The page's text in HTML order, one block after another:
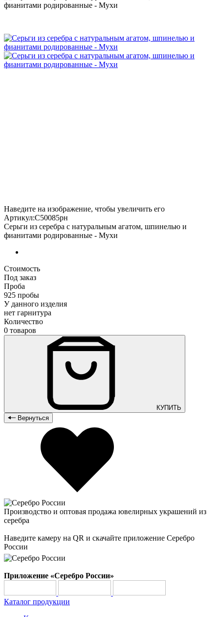
Наведите на изображение, чтобы увеличить его
Артикул:С50085рн
Серьги из серебра с натуральным агатом, шпинелью и
фианитами родированные - Мухи
Стоимость
Под заказ
Проба
925 пробы
У данного изделия
нет гарнитура
Количество
0 товаров
КУПИТЬ
Вернуться
Производство и оптовая продажа ювелирных украшений из
серебра
Наведите камеру на QR и скачайте приложение Серебро
России
Приложение «Серебро России»
Каталог продукции